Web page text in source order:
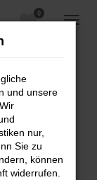
0
und unsere
nur,
Sie zu
können
widerrufen.